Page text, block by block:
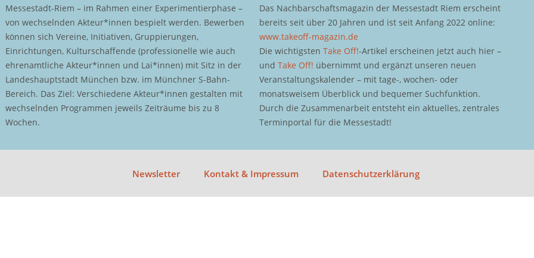
Messestadt-Riem – im Rahmen einer Experimentierphase –
von wechselnden Akteur*innen bespielt werden. Bewerben
können sich Vereine, Initiativen, Gruppierungen,
Einrichtungen, Kulturschaffende (professionelle wie auch
ehrenamtliche Akteur*innen und Lai*innen) mit Sitz in der
Landeshauptstadt München bzw. im Münchner S-Bahn-
Bereich. Das Ziel: Verschiedene Akteur*innen gestalten mit
wechselnden Programmen jeweils Zeiträume bis zu 8
Wochen.
Das Nachbarschaftsmagazin der Messestadt Riem erscheint
bereits seit über 20 Jahren und ist seit Anfang 2022 online:
www.takeoff-magazin.de
Die wichtigstenTake Off!-Artikel erscheinen jetzt auch hier –
undTake Off! übernimmt und ergänzt unseren neuen
Veranstaltungskalender – mit tage-, wochen- oder
monatsweisem Überblick und bequemer Suchfunktion.
Durch die Zusammenarbeit entsteht ein aktuelles, zentrales
Terminportal für die Messestadt!
Newsletter Kontakt & Impressum Datenschutzerklärung